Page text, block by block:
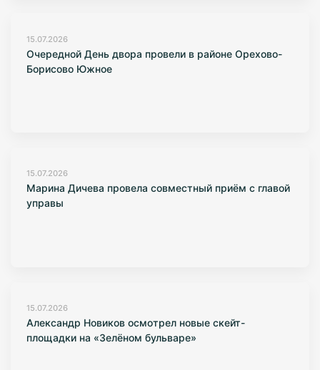
15.07.2026
Очередной День двора провели в районе Орехово-
Борисово Южное
15.07.2026
Марина Дичева провела совместный приём с главой
управы
15.07.2026
Александр Новиков осмотрел новые скейт-
площадки на «Зелёном бульваре»